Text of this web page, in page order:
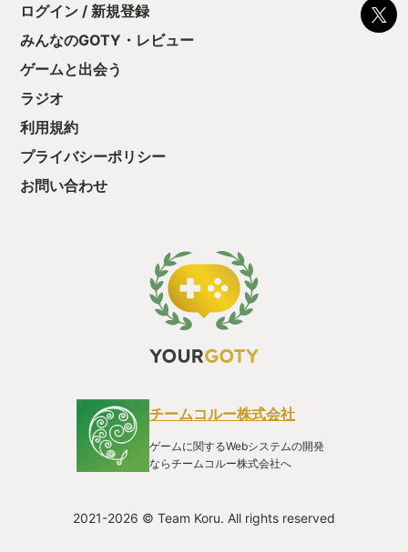
ログイン / 新規登録
みんなのGOTY・レビュー
ゲームと出会う
ラジオ
利用規約
プライバシーポリシー
お問い合わせ
チームコルー株式会社
ゲームに関するWebシステムの開発
ならチームコルー株式会社へ
2021-2026 © Team Koru. All rights reserved